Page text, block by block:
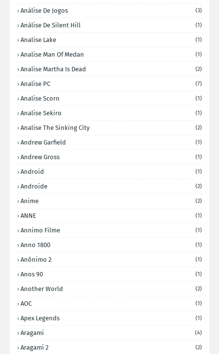
Análise De Jogos (3)
Análise De Silent Hill (1)
Analise Lake (1)
Analise Man Of Medan (1)
Analise Martha Is Dead (2)
Analise PC (7)
Analise Scorn (1)
Analise Sekiro (1)
Analise The Sinking City (2)
Andrew Garfield (1)
Andrew Gross (1)
Android (1)
Androide (2)
Anime (2)
ANNE (1)
Annimo Filme (1)
Anno 1800 (1)
Anônimo 2 (1)
Anos 90 (1)
Another World (2)
AOC (1)
Apex Legends (1)
Aragami (4)
Aragami 2 (2)